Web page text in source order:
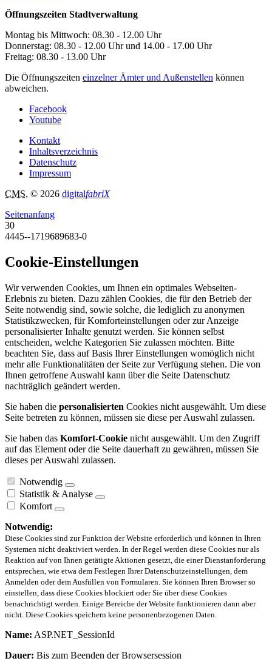
Öffnungszeiten Stadtverwaltung
Montag bis Mittwoch: 08.30 - 12.00 Uhr
Donnerstag: 08.30 - 12.00 Uhr und 14.00 - 17.00 Uhr
Freitag: 08.30 - 13.00 Uhr
Die Öffnungszeiten einzelner Ämter und Außenstellen können
abweichen.
Facebook
Youtube
Kontakt
Inhaltsverzeichnis
Datenschutz
Impressum
CMS, © 2026 digitalfabriX
Seitenanfang
30
4445--1719689683-0
Cookie-Einstellungen
Wir verwenden Cookies, um Ihnen ein optimales Webseiten-
Erlebnis zu bieten. Dazu zählen Cookies, die für den Betrieb der
Seite notwendig sind, sowie solche, die lediglich zu anonymen
Statistikzwecken, für Komforteinstellungen oder zur Anzeige
personalisierter Inhalte genutzt werden. Sie können selbst
entscheiden, welche Kategorien Sie zulassen möchten. Bitte
beachten Sie, dass auf Basis Ihrer Einstellungen womöglich nicht
mehr alle Funktionalitäten der Seite zur Verfügung stehen. Die von
Ihnen getroffene Auswahl kann über die Seite Datenschutz
nachträglich geändert werden.
Sie haben die personalisierten Cookies nicht ausgewählt. Um diese
Seite betreten zu können, müssen sie diese per Auswahl zulassen.
Sie haben das Komfort-Cookie nicht ausgewählt. Um den Zugriff
auf das Element oder die Seite dauerhaft zu gewähren, müssen Sie
dieses per Auswahl zulassen.
Notwendig
Statistik & Analyse
Komfort
Notwendig:
Diese Cookies sind zur Funktion der Website erforderlich und können in Ihren
Systemen nicht deaktiviert werden. In der Regel werden diese Cookies nur als
Reaktion auf von Ihnen getätigte Aktionen gesetzt, die einer Dienstanforderung
entsprechen, wie etwa dem Festlegen Ihrer Datenschutzeinstellungen, dem
Anmelden oder dem Ausfüllen von Formularen. Sie können Ihren Browser so
einstellen, dass diese Cookies blockiert oder Sie über diese Cookies
benachrichtigt werden. Einige Bereiche der Website funktionieren dann aber
nicht. Diese Cookies speichern keine personenbezogenen Daten.
Name: ASP.NET_SessionId
Dauer: Bis zum Beenden der Browsersession